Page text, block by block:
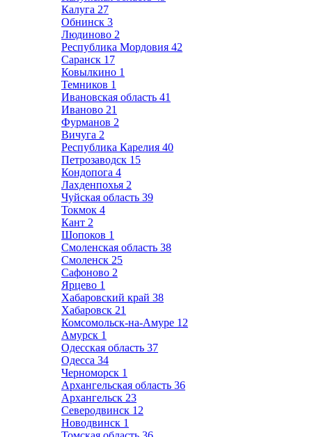
Калуга 27
Обнинск 3
Людиново 2
Республика Мордовия 42
Саранск 17
Ковылкино 1
Темников 1
Ивановская область 41
Иваново 21
Фурманов 2
Вичуга 2
Республика Карелия 40
Петрозаводск 15
Кондопога 4
Лахденпохья 2
Чуйская область 39
Токмок 4
Кант 2
Шопоков 1
Смоленская область 38
Смоленск 25
Сафоново 2
Ярцево 1
Хабаровский край 38
Хабаровск 21
Комсомольск-на-Амуре 12
Амурск 1
Одесская область 37
Одесса 34
Черноморск 1
Архангельская область 36
Архангельск 23
Северодвинск 12
Новодвинск 1